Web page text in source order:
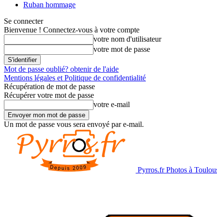
Ruban hommage
Se connecter
Bienvenue ! Connectez-vous à votre compte
votre nom d'utilisateur
votre mot de passe
Mot de passe oublié? obtenir de l'aide
Mentions légales et Politique de confidentialité
Récupération de mot de passe
Récupérer votre mot de passe
votre e-mail
Un mot de passe vous sera envoyé par e-mail.
Pyrros.fr Photos à